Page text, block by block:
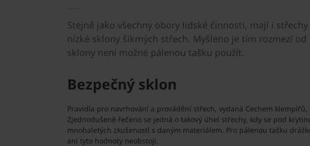
Stejně jako všechny obory lidské činnosti, mají i
nízké sklony šikmých střech. Myšleno je tím rozmezí
sklony není možné pálenou tašku použít.
Bezpečný sklon
Pravidla pro navrhování a provádění střech, vydaná Cechem
Zjednodušeně řečeno se jedná o takový úhel střechy, kdy se pod
mnohaletých zkušeností s daným materiálem. Pro pálenou tašku
ani tyto hodnoty neobstojí.